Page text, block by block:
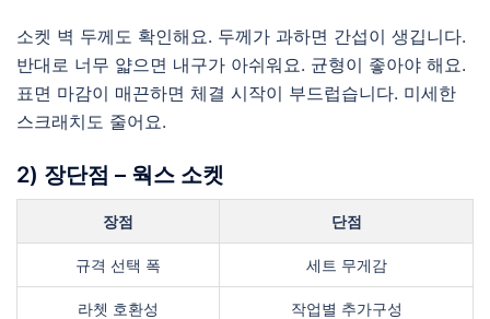
소켓 벽 두께도 확인해요. 두께가 과하면 간섭이 생깁니다.
반대로 너무 얇으면 내구가 아쉬워요. 균형이 좋아야 해요.
표면 마감이 매끈하면 체결 시작이 부드럽습니다. 미세한
스크래치도 줄어요.
2) 장단점 – 웍스 소켓
장점 단점
규격 선택 폭 세트 무게감
라쳇 호환성 작업별 추가구성